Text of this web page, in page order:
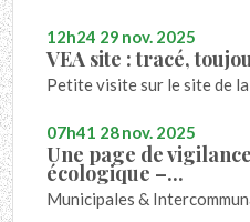
12h24 29 nov. 2025
VEA site : tracé,
Petite visite sur le site de la
07h41 28nov. 2025
Une page de
écologique –...
Municipales &